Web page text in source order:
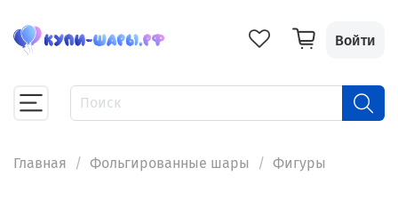
Войти
Главная Фольгированные шары Фигуры